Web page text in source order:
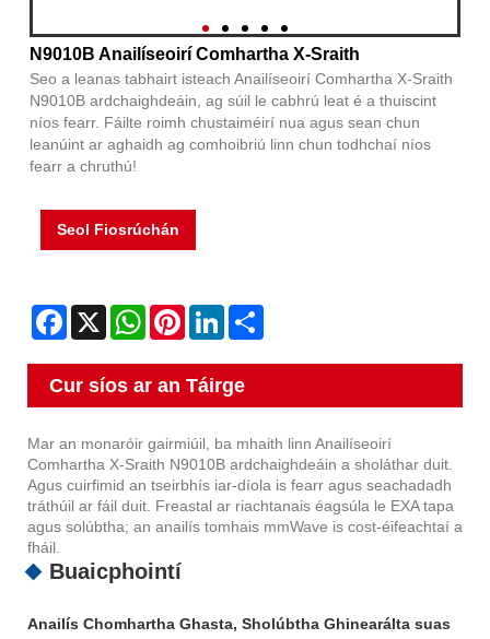
N9010B Anailíseoirí Comhartha X-Sraith
Seo a leanas tabhairt isteach Anailíseoirí Comhartha X-Sraith
N9010B ardchaighdeáin, ag súil le cabhrú leat é a thuiscint
níos fearr. Fáilte roimh chustaiméirí nua agus sean chun
leanúint ar aghaidh ag comhoibriú linn chun todhchaí níos
fearr a chruthú!
Seol Fiosrúchán
Facebook
X WhatsAppPinterestLinkedIn
Cur síos ar an Táirge
Mar an monaróir gairmiúil, ba mhaith linn Anailíseoirí
Comhartha X-Sraith N9010B ardchaighdeáin a sholáthar duit.
Agus cuirfimid an tseirbhís iar-díola is fearr agus seachadadh
tráthúil ar fáil duit. Freastal ar riachtanais éagsúla le EXA tapa
agus solúbtha; an anailís tomhais mmWave is cost-éifeachtaí a
fháil.
Buaicphointí
Anailís Chomhartha Ghasta, Sholúbtha Ghinearálta suas